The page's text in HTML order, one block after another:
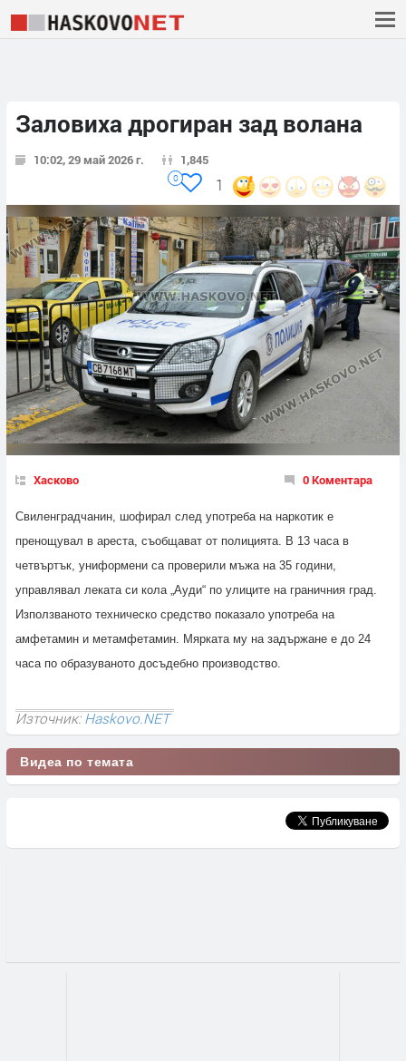
Заловиха дрогиран зад волана
10:02, 29 май 2026 г. 1,845
1
0
Хасково 0 Коментара
Свиленградчанин, шофирал след употреба на наркотик е
пренощувал в ареста, съобщават от полицията. В 13 часа в
четвъртък, униформени са проверили мъжа на 35 години,
управлявал леката си кола „Ауди“ по улиците на граничния град.
Използваното техническо средство показало употреба на
амфетамин и метамфетамин. Мярката му на задържане е до 24
часа по образуваното досъдебно производство.
Източник:Haskovo.NET
Видеа по темата